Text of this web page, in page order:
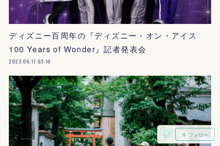
ディズニー百周年の『ディズニー・オン・アイス
100 Years of Wonder』記者発表会
2023.06.17 03:10
フォロー